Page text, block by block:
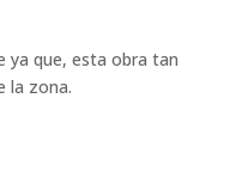
ya que, esta obra tan
la zona.